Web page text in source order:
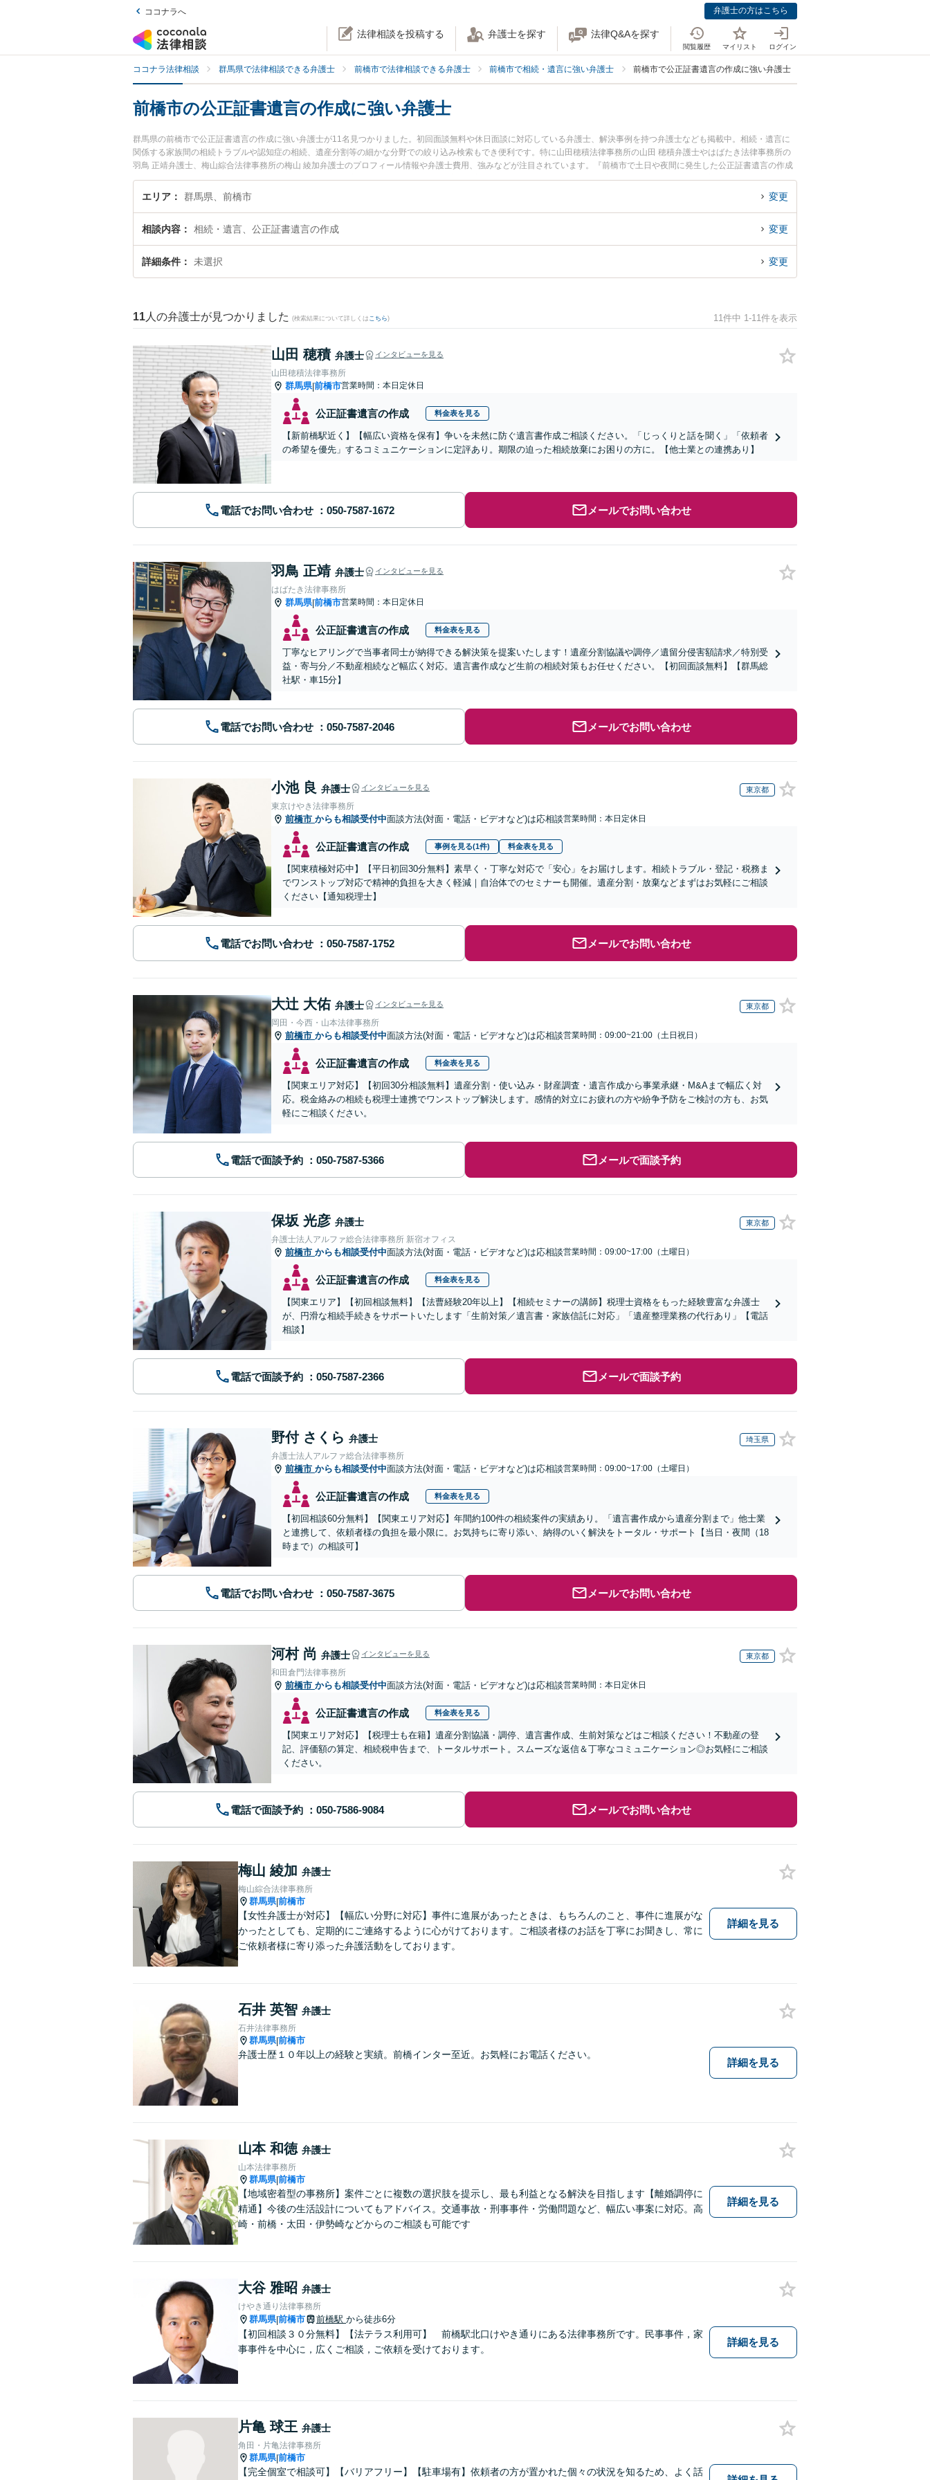
ココナラへ 弁護士の方はこちら
法律相談を投稿する 弁護士を探す 法律Q&Aを探す
閲覧履歴 マイリスト ログイン
ココナラ法律相談 群馬県で法律相談できる弁護士 前橋市で法律相談できる弁護士 前橋市で相続・遺言に強い弁護士 前橋市で公正証書遺言の作成に強い弁護士
前橋市の公正証書遺言の作成に強い弁護士
群馬県の前橋市で公正証書遺言の作成に強い弁護士が11名見つかりました。初回面談無料や休日面談に対応している弁護士、解決事例を持つ弁護士なども掲載中。相続・遺言に
関係する家族間の相続トラブルや認知症の相続、遺産分割等の細かな分野での絞り込み検索もでき便利です。特に山田穂積法律事務所の山田 穂積弁護士やはばたき法律事務所の
羽鳥 正靖弁護士、梅山綜合法律事務所の梅山 綾加弁護士のプロフィール情報や弁護士費用、強みなどが注目されています。『前橋市で土日や夜間に発生した公正証書遺言の作成
のトラブルを今すぐに弁護士に相談したい』『公正証書遺言の作成のトラブル解決の実績豊富な近くの弁護士を検索したい』『初回相談無料で公正証書遺言の作成を法律相談でき
る前橋市内の弁護士に相談予約したい』などでお困りの相談者さんにおすすめです。
エリア 群馬県、前橋市 変更
相談内容 相続・遺言、公正証書遺言の作成 変更
詳細条件 未選択 変更
11 人の弁護士が見つかりました (検索結果について詳しくは こちら) 11件中 1-11件を表示
山田 穂積 弁護士 インタビューを見る
山田穂積法律事務所
群馬県|前橋市営業時間：本日定休日
公正証書遺言の作成 料金表を見る
【新前橋駅近く】【幅広い資格を保有】争いを未然に防ぐ遺言書作成ご相談ください。「じっくりと話を聞く」「依頼者
の希望を優先」するコミュニケーションに定評あり。期限の迫った相続放棄にお困りの方に。【他士業との連携あり】
電話でお問い合わせ メールでお問い合わせ
羽鳥 正靖 弁護士 インタビューを見る
はばたき法律事務所
群馬県|前橋市営業時間：本日定休日
公正証書遺言の作成 料金表を見る
丁寧なヒアリングで当事者同士が納得できる解決策を提案いたします！遺産分割協議や調停／遺留分侵害額請求／特別受
益・寄与分／不動産相続など幅広く対応。遺言書作成など生前の相続対策もお任せください。【初回面談無料】【群馬総
社駅・車15分】
電話でお問い合わせ メールでお問い合わせ
小池 良 弁護士 インタビューを見る 東京都
東京けやき法律事務所
前橋市 からも相談受付中面談方法(対面・電話・ビデオなど)は応相談営業時間：本日定休日
公正証書遺言の作成 事例を見る(1件) 料金表を見る
【関東積極対応中】【平日初回30分無料】素早く・丁寧な対応で「安心」をお届けします。相続トラブル・登記・税務ま
でワンストップ対応で精神的負担を大きく軽減｜自治体でのセミナーも開催。遺産分割・放棄などまずはお気軽にご相談
ください【通知税理士】
電話でお問い合わせ メールでお問い合わせ
大辻 大佑 弁護士 インタビューを見る 東京都
岡田・今西・山本法律事務所
前橋市 からも相談受付中面談方法(対面・電話・ビデオなど)は応相談営業時間：09:00~21:00（土日祝日）
公正証書遺言の作成 料金表を見る
【関東エリア対応】【初回30分相談無料】遺産分割・使い込み・財産調査・遺言作成から事業承継・M&Aまで幅広く対
応。税金絡みの相続も税理士連携でワンストップ解決します。感情的対立にお疲れの方や紛争予防をご検討の方も、お気
軽にご相談ください。
電話で面談予約 メールで面談予約
保坂 光彦 弁護士 東京都
弁護士法人アルファ総合法律事務所 新宿オフィス
前橋市 からも相談受付中面談方法(対面・電話・ビデオなど)は応相談営業時間：09:00~17:00（土曜日）
公正証書遺言の作成 料金表を見る
【関東エリア】【初回相談無料】【法曹経験20年以上】【相続セミナーの講師】税理士資格をもった経験豊富な弁護士
が、円滑な相続手続きをサポートいたします「生前対策／遺言書・家族信託に対応」「遺産整理業務の代行あり」【電話
相談】
電話で面談予約 メールで面談予約
野付 さくら 弁護士 埼玉県
弁護士法人アルファ総合法律事務所
前橋市 からも相談受付中面談方法(対面・電話・ビデオなど)は応相談営業時間：09:00~17:00（土曜日）
公正証書遺言の作成 料金表を見る
【初回相談60分無料】【関東エリア対応】年間約100件の相続案件の実績あり。「遺言書作成から遺産分割まで」他士業
と連携して、依頼者様の負担を最小限に。お気持ちに寄り添い、納得のいく解決をトータル・サポート【当日・夜間（18
時まで）の相談可】
電話でお問い合わせ メールでお問い合わせ
河村 尚 弁護士 インタビューを見る 東京都
和田倉門法律事務所
前橋市 からも相談受付中面談方法(対面・電話・ビデオなど)は応相談営業時間：本日定休日
公正証書遺言の作成 料金表を見る
【関東エリア対応】【税理士も在籍】遺産分割協議・調停、遺言書作成、生前対策などはご相談ください！不動産の登
記、評価額の算定、相続税申告まで、トータルサポート。スムーズな返信＆丁寧なコミュニケーション◎お気軽にご相談
ください。
電話で面談予約 メールでお問い合わせ
梅山 綾加 弁護士
梅山綜合法律事務所
群馬県|前橋市
【女性弁護士が対応】【幅広い分野に対応】事件に進展があったときは、もちろんのこと、事件に進展がな
かったとしても、定期的にご連絡するように心がけております。ご相談者様のお話を丁寧にお聞きし、常に
ご依頼者様に寄り添った弁護活動をしております。
詳細を見る
石井 英智 弁護士
石井法律事務所
群馬県|前橋市
弁護士歴１０年以上の経験と実績。前橋インター至近。お気軽にお電話ください。
詳細を見る
山本 和徳 弁護士
山本法律事務所
群馬県|前橋市
【地域密着型の事務所】案件ごとに複数の選択肢を提示し、最も利益となる解決を目指します【離婚調停に
精通】今後の生活設計についてもアドバイス。交通事故・刑事事件・労働問題など、幅広い事案に対応。高
崎・前橋・太田・伊勢崎などからのご相談も可能です
詳細を見る
大谷 雅昭 弁護士
けやき通り法律事務所
群馬県|前橋市 前橋駅 から徒歩6分
【初回相談３０分無料】【法テラス利用可】 前橋駅北口けやき通りにある法律事務所です。民事事件，家
事事件を中心に，広くご相談，ご依頼を受けております。
詳細を見る
片亀 球王 弁護士
角田・片亀法律事務所
群馬県|前橋市
【完全個室で相談可】【バリアフリー】【駐車場有】依頼者の方が置かれた個々の状況を知るため、よく話